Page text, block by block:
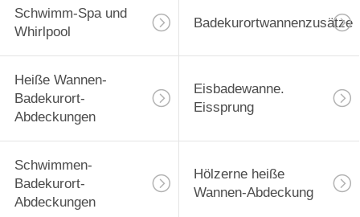
Schwimm-Spa und
Whirlpool
Badekurortwannenzusätze
Heiße Wannen-
Badekurort-
Abdeckungen
Eisbadewanne.
Eissprung
Schwimmen-
Badekurort-
Abdeckungen
Hölzerne heiße
Wannen-Abdeckung